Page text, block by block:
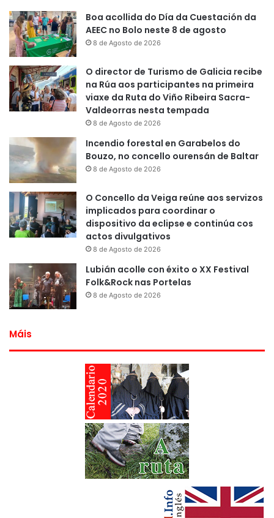
Boa acollida do Día da Cuestación da
AEEC no Bolo neste 8 de agosto
8 de Agosto de 2026
O director de Turismo de Galicia recibe
na Rúa aos participantes na primeira
viaxe da Ruta do Viño Ribeira Sacra-
Valdeorras nesta tempada
8 de Agosto de 2026
Incendio forestal en Garabelos do
Bouzo, no concello ourensán de Baltar
8 de Agosto de 2026
O Concello da Veiga reúne aos servizos
implicados para coordinar o
dispositivo da eclipse e continúa cos
actos divulgativos
8 de Agosto de 2026
Lubián acolle con éxito o XX Festival
Folk&Rock nas Portelas
8 de Agosto de 2026
Máis